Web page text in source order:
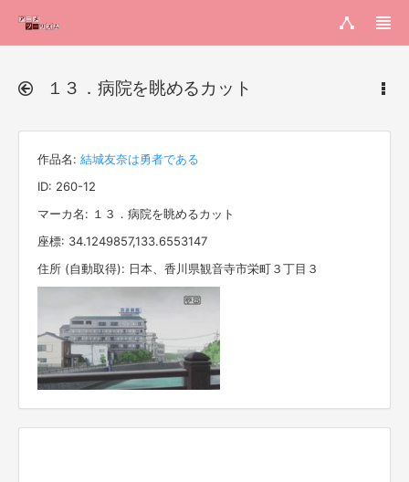
１３．病院を眺めるカット
作品名: 結城友奈は勇者である
ID: 260-12
マーカ名: １３．病院を眺めるカット
座標: 34.1249857,133.6553147
住所 (自動取得): 日本、香川県観音寺市栄町３丁目３